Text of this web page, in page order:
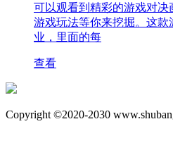
可以观看到精彩的游戏对
游戏玩法等你来挖掘。这
业，里面的每
查看
Copyright ©2020-2030